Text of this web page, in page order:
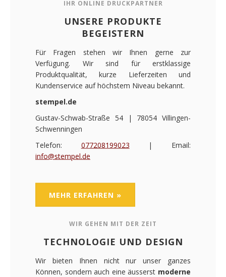
IHR ONLINE DRUCKPARTNER
UNSERE PRODUKTE
BEGEISTERN
Für Fragen stehen wir Ihnen gerne zur
Verfügung. Wir sind für erstklassige
Produktqualität, kurze Lieferzeiten und
Kundenservice auf höchstem Niveau bekannt.
stempel.de
Gustav-Schwab-Straße 54 | 78054 Villingen-
Schwenningen
Telefon: 077208199023 | Email:
info@stempel.de
MEHR ERFAHREN »
WIR GEHEN MIT DER ZEIT
TECHNOLOGIE UND DESIGN
Wir bieten Ihnen nicht nur unser ganzes
Können, sondern auch eine äusserst moderne